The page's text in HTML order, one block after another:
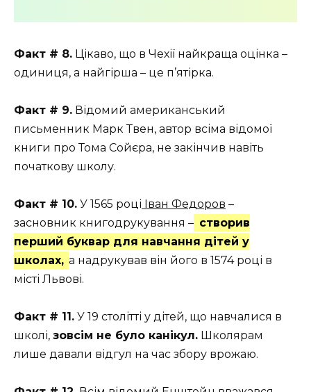
Факт # 8. Цікаво, що в Чехії найкраща оцінка –
одиниця, а найгірша – це п’ятірка.
Факт # 9. Відомий американський
письменник Марк Твен, автор всіма відомої
книги про Тома Сойєра, не закінчив навіть
початкову школу.
Факт # 10. У 1565 році Іван Федоров –
засновник книгодрукування – створив
перший буквар для навчання дітей у
школах, а надрукував він його в 1574 році в
місті Львові.
Факт # 11. У 19 столітті у дітей, що навчалися в
школі, зовсім не було канікул. Школярам
лише давали відгул на час збору врожаю.